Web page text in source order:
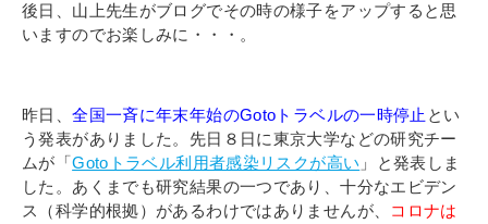
新着情報
お問い合わせ
資料請求
インターネット出願
後日、山上先生がブログでその時の様子をアップすると思
いますのでお楽しみに・・・。
昨日、全国一斉に年末年始のGotoトラベルの一時停止 とい
う発表がありました。先日８日に東京大学などの研究チー
ムが「Gotoトラベル利用者感染リスクが高い 」と発表しま
した。あくまでも研究結果の一つであり、十分なエビデン
ス（科学的根拠）があるわけではありませんが、
コロナは